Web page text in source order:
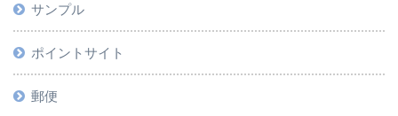
サンプル
ポイントサイト
郵便